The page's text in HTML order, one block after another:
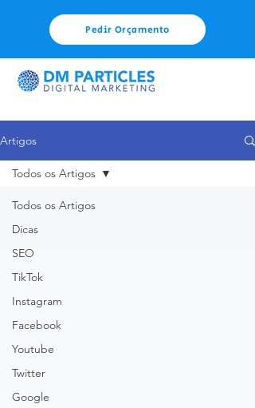
Pedir Orçamento
Artigos
Todos os Artigos
Dicas
SEO
TikTok
Instagram
Facebook
Youtube
Twitter
Google
Todos os Artigos